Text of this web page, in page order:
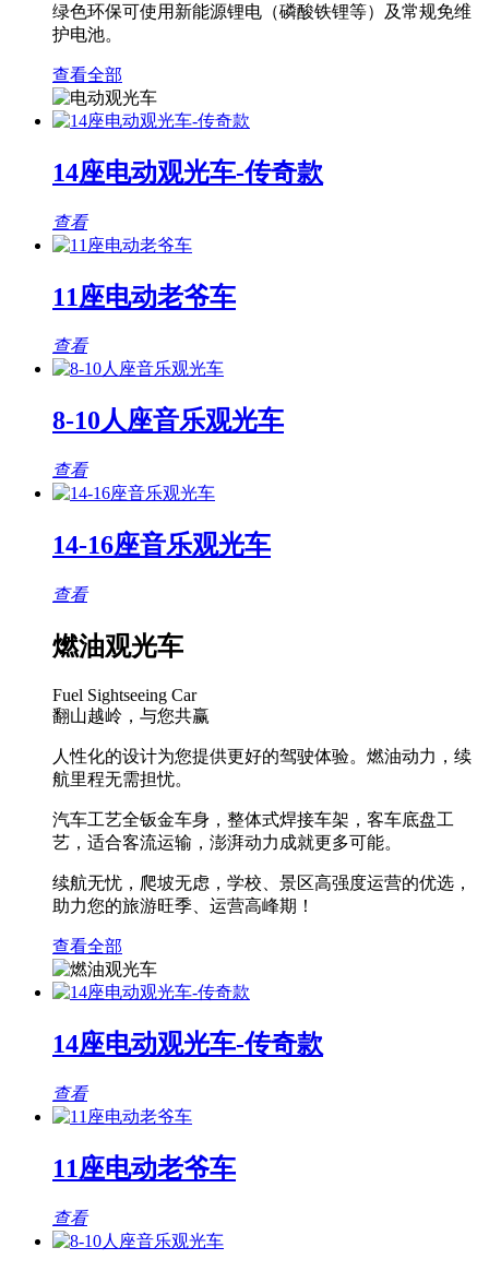
绿色环保可使用新能源锂电（磷酸铁锂等）及常规免维
护电池。
查看全部
14座电动观光车-传奇款
查看
11座电动老爷车
查看
8-10人座音乐观光车
查看
14-16座音乐观光车
查看
燃油观光车
Fuel Sightseeing Car
翻山越岭，与您共赢
人性化的设计为您提供更好的驾驶体验。燃油动力，续
航里程无需担忧。
汽车工艺全钣金车身，整体式焊接车架，客车底盘工
艺，适合客流运输，澎湃动力成就更多可能。
续航无忧，爬坡无虑，学校、景区高强度运营的优选，
助力您的旅游旺季、运营高峰期！
查看全部
14座电动观光车-传奇款
查看
11座电动老爷车
查看